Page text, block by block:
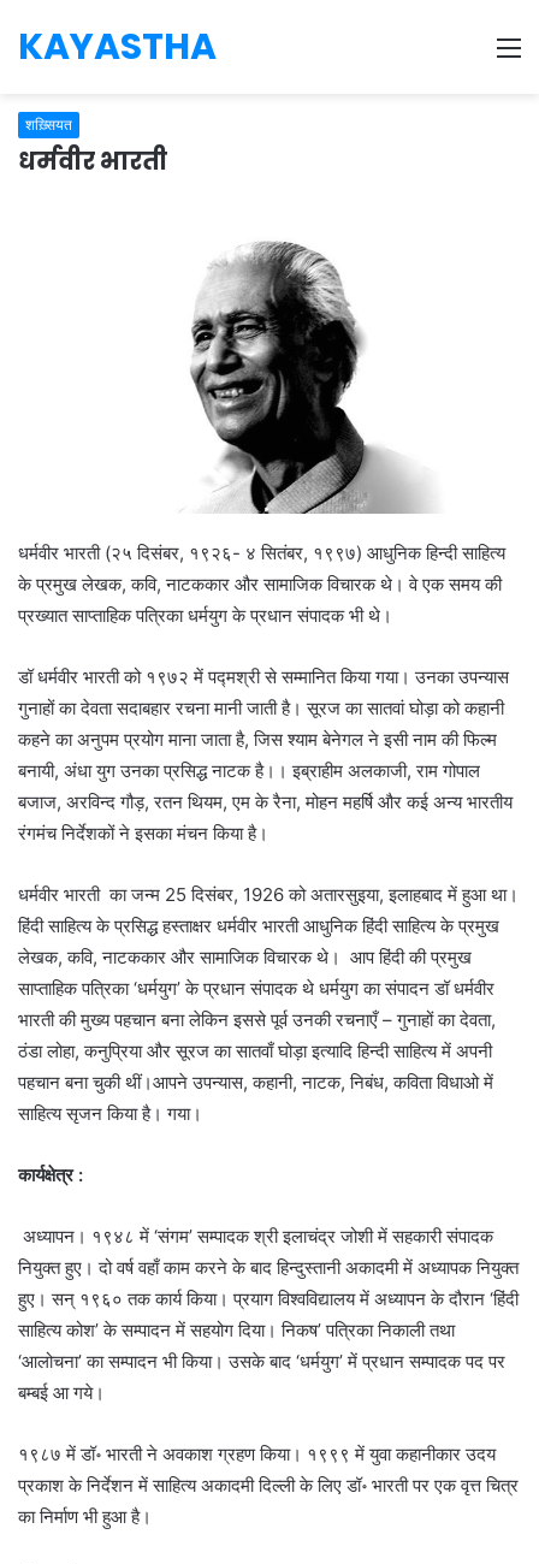
KAYASTHA
शख़्सियत
धर्मवीर भारती
धर्मवीर भारती (२५ दिसंबर, १९२६- ४ सितंबर, १९९७) आधुनिक हिन्दी साहित्य
के प्रमुख लेखक, कवि, नाटककार और सामाजिक विचारक थे। वे एक समय की
प्रख्यात साप्ताहिक पत्रिका धर्मयुग के प्रधान संपादक भी थे।
डॉ धर्मवीर भारती को १९७२ में पद्मश्री से सम्मानित किया गया। उनका उपन्यास
गुनाहों का देवता सदाबहार रचना मानी जाती है। सूरज का सातवां घोड़ा को कहानी
कहने का अनुपम प्रयोग माना जाता है, जिस श्याम बेनेगल ने इसी नाम की फिल्म
बनायी, अंधा युग उनका प्रसिद्ध नाटक है।। इब्राहीम अलकाजी, राम गोपाल
बजाज, अरविन्द गौड़, रतन थियम, एम के रैना, मोहन महर्षि और कई अन्य भारतीय
रंगमंच निर्देशकों ने इसका मंचन किया है।
धर्मवीर भारती का जन्म 25 दिसंबर, 1926 को अतारसुइया, इलाहबाद में हुआ था।
हिंदी साहित्य के प्रसिद्ध हस्ताक्षर धर्मवीर भारती आधुनिक हिंदी साहित्य के प्रमुख
लेखक, कवि, नाटककार और सामाजिक विचारक थे। आप हिंदी की प्रमुख
साप्ताहिक पत्रिका ‘धर्मयुग’ के प्रधान संपादक थे धर्मयुग का संपादन डॉ धर्मवीर
भारती की मुख्य पहचान बना लेकिन इससे पूर्व उनकी रचनाएँ – गुनाहों का देवता,
ठंडा लोहा, कनुप्रिया और सूरज का सातवाँ घोड़ा इत्यादि हिन्दी साहित्य में अपनी
पहचान बना चुकी थीं।आपने उपन्यास, कहानी, नाटक, निबंध, कविता विधाओ में
साहित्य सृजन किया है। गया।
कार्यक्षेत्र :
अध्यापन। १९४८ में ‘संगम’ सम्पादक श्री इलाचंद्र जोशी में सहकारी संपादक
नियुक्त हुए। दो वर्ष वहाँ काम करने के बाद हिन्दुस्तानी अकादमी में अध्यापक नियुक्त
हुए। सन् १९६० तक कार्य किया। प्रयाग विश्वविद्यालय में अध्यापन के दौरान ‘हिंदी
साहित्य कोश’ के सम्पादन में सहयोग दिया। निकष’ पत्रिका निकाली तथा
‘आलोचना’ का सम्पादन भी किया। उसके बाद ‘धर्मयुग’ में प्रधान सम्पादक पद पर
बम्बई आ गये।
१९८७ में डॉ॰ भारती ने अवकाश ग्रहण किया। १९९९ में युवा कहानीकार उदय
प्रकाश के निर्देशन में साहित्य अकादमी दिल्ली के लिए डॉ॰ भारती पर एक वृत्त चित्र
का निर्माण भी हुआ है।